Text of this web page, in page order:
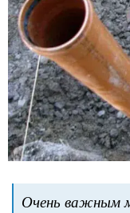
Очень важным